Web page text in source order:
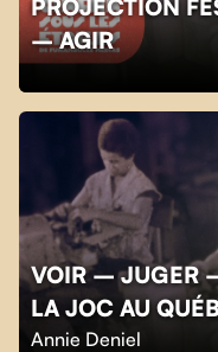
PROJECTION
– AGIR
VOIR – JUGER
LA JOC AU
Annie Deniel